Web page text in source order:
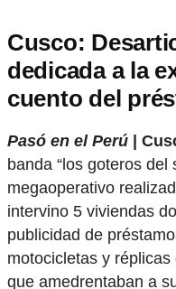
Cusco:
dedicada a la
cuento del
Pasó en el Perú |
banda “los goteros del
megaoperativo
intervino 5 viviendas
publicidad de
motocicletas y
que amedrentaban a